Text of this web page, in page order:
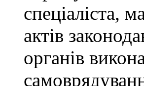
спеціаліста,
актів
органів